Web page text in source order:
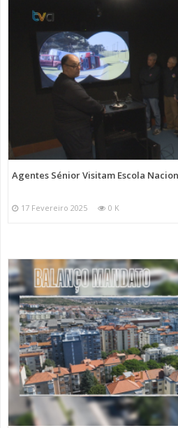
Agentes Sénior Visitam Escola
17 Fevereiro 2025 0 K